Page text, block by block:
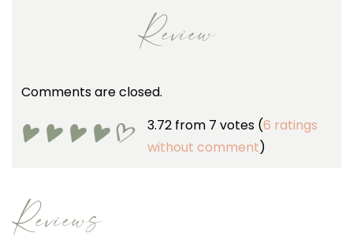
Review
Comments are closed.
3.72 from 7 votes (6 ratings
without comment)
Reviews